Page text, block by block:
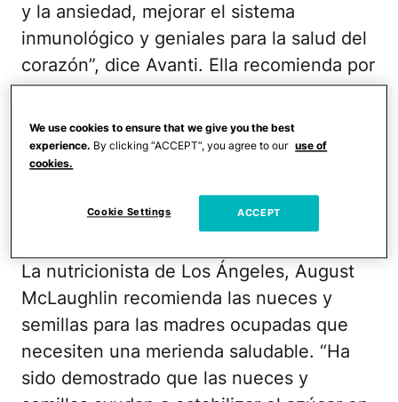
y la ansiedad, mejorar el sistema
inmunológico y geniales para la salud del
corazón”, dice Avanti. Ella recomienda por
lo menos tres porciones de comidas ricas
en Omega-3. Las mejores fuentes de esta
grasa saludable son huevos, sardinas,
salmón, linaza y nueces de nogal.
Nueces y Frutos Secos
La nutricionista de Los Ángeles, August
McLaughlin recomienda las nueces y
semillas para las madres ocupadas que
necesiten una merienda saludable. “Ha
sido demostrado que las nueces y
We use cookies to ensure that we give you the best
experience. By clicking “ACCEPT”, you agree to our use of
cookies.
Cookie Settings ACCEPT